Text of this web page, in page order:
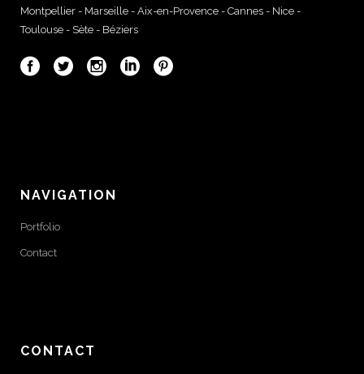
Montpellier - Marseille - Aix-en-Provence - Cannes - Nice -
Toulouse - Sète - Béziers
NAVIGATION
Portfolio
Contact
CONTACT